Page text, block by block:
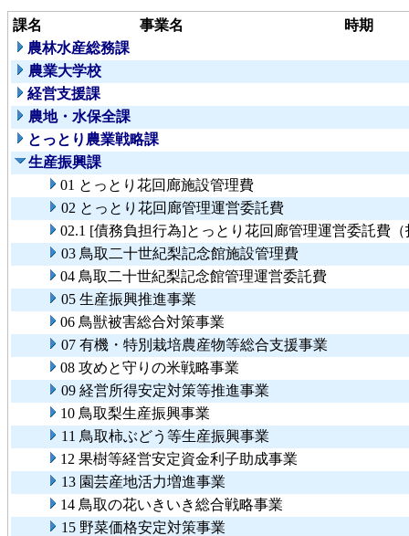
課名 事業名
時期
農林水産総務課
農業大学校
経営支援課
農地・水保全課
とっとり農業戦略課
生産振興課
01 とっとり花回廊施設管理費
02 とっとり花回廊管理運営委託費
02.1 [債務負担行為]とっとり花回廊管理運営委託費
03 鳥取二十世紀梨記念館施設管理費
04 鳥取二十世紀梨記念館管理運営委託費
05 生産振興推進事業
06 鳥獣被害総合対策事業
07 有機・特別栽培農産物等総合支援事業
08 攻めと守りの米戦略事業
09 経営所得安定対策等推進事業
10 鳥取梨生産振興事業
11 鳥取柿ぶどう等生産振興事業
12 果樹等経営安定資金利子助成事業
13 園芸産地活力増進事業
14 鳥取の花いきいき総合戦略事業
15 野菜価格安定対策事業